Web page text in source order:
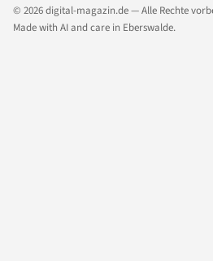
© 2026 digital-magazin.de — Alle Rechte
Made with AI and care in Eberswalde.